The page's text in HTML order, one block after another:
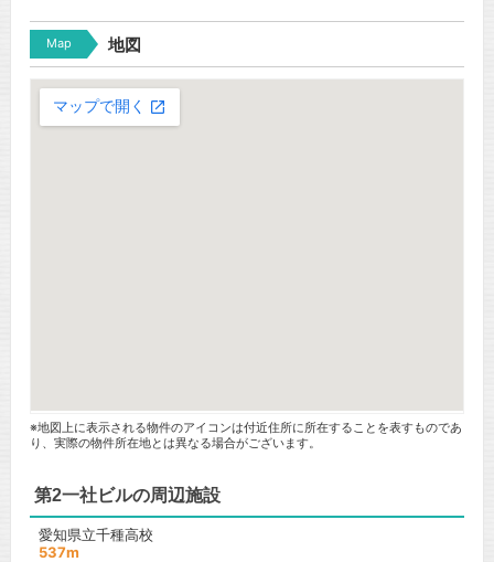
Map 地図
※地図上に表示される物件のアイコンは付近住所に所在することを表すものであ
り、実際の物件所在地とは異なる場合がございます。
第2一社ビルの周辺施設
愛知県立千種高校
537m